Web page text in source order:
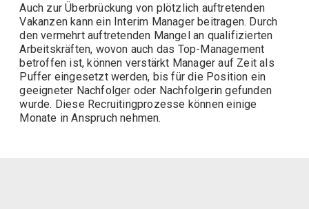
Auch zur Überbrückung von plötzlich auftretenden
Vakanzen kann ein Interim Manager beitragen. Durch
den vermehrt auftretenden Mangel an qualifizierten
Arbeitskräften, wovon auch das Top-Management
betroffen ist, können verstärkt Manager auf Zeit als
Puffer eingesetzt werden, bis für die Position ein
geeigneter Nachfolger oder Nachfolgerin gefunden
wurde. Diese Recruitingprozesse können einige
Monate in Anspruch nehmen.